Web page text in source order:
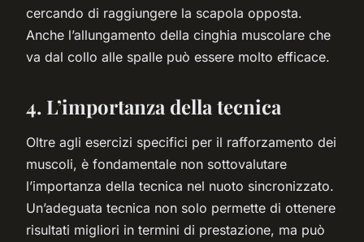
cercando di raggiungere la scapola opposta.
Anche l’allungamento della cinghia muscolare che
va dal collo alle spalle può essere molto efficace.
4. L’importanza della tecnica
Oltre agli esercizi specifici per il rafforzamento dei
muscoli, è fondamentale non sottovalutare
l’importanza della tecnica nel nuoto sincronizzato.
Un’adeguata tecnica non solo permette di ottenere
risultati migliori in termini di prestazione, ma può